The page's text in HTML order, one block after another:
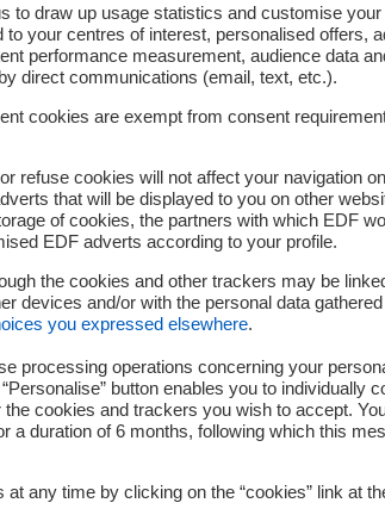
européennes du patrimoine
européennes du patrimoine : vivez
transforme vos vies. Venez visiter nos
depuis 80 ans.
to draw up usage statistics and customise your
your centres of interest, personalised offers,
performance measurement, audience data
direct communications (email, text, etc.).
cookies are exempt from consent
refuse cookies will not affect your navigation
that will be displayed to you on other
of cookies, the partners with which EDF
EDF adverts according to your profile.
the cookies and other trackers may be
devices and/or with the personal data
you expressed elsewhere.
processing operations concerning your
button enables you to individually
cookies and trackers you wish to accept.
a duration of 6 months, following which this
any time by clicking on the “cookies” link at